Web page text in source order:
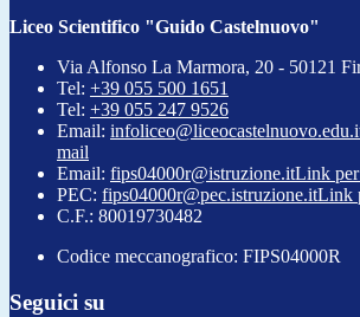
Liceo Scientifico "Guido Castelnuovo"
Via Alfonso La Marmora, 20 - 50121
Tel: +39 055 500 1651
Tel: +39 055 247 9526
Email:
mail
Email: fips04000r@istruzione.itLink
PEC: fips04000r@pec.istruzione.itLink
C.F.: 80019730482
Codice meccanografico: FIPS04000R
Seguici su